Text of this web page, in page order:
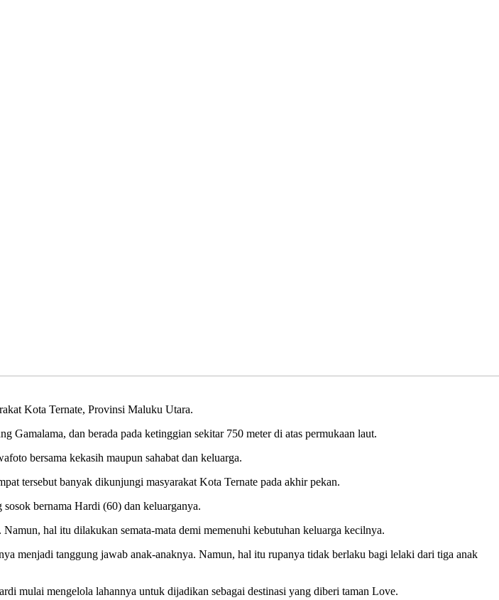
Kota Ternate, Provinsi Maluku Utara.
dan berada pada ketinggian sekitar 750 meter di atas permukaan laut.
bersama kekasih maupun sahabat dan keluarga.
tersebut banyak dikunjungi masyarakat Kota Ternate pada akhir pekan.
bernama Hardi (60) dan keluarganya.
hal itu dilakukan semata-mata demi memenuhi kebutuhan keluarga kecilnya.
menjadi tanggung jawab anak-anaknya. Namun, hal itu rupanya tidak berlaku bagi lelaki dari tiga anak
mulai mengelola lahannya untuk dijadikan sebagai destinasi yang diberi taman Love.